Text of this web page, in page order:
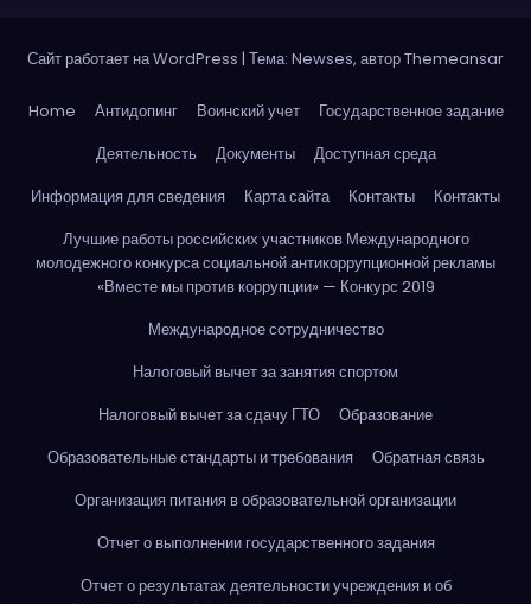
Сайт работает на WordPress | Тема: Newses, авторThemeansar
Home Антидопинг Воинский учет
Государственное задание
Деятельность
Документы
Доступная среда
Информация для сведения
Карта сайта Контакты
Контакты
Лучшие работы российских участников Международного
молодежного конкурса социальной антикоррупционной рекламы
«Вместе мы против коррупции» — Конкурс 2019
Международное сотрудничество
Налоговый вычет за занятия спортом
Налоговый вычет за сдачу ГТО
Образование
Образовательные стандарты и требования
Обратная связь
Организация питания в образовательной организации
Отчет о выполнении государственного задания
Отчет о результатах деятельности учреждения и об